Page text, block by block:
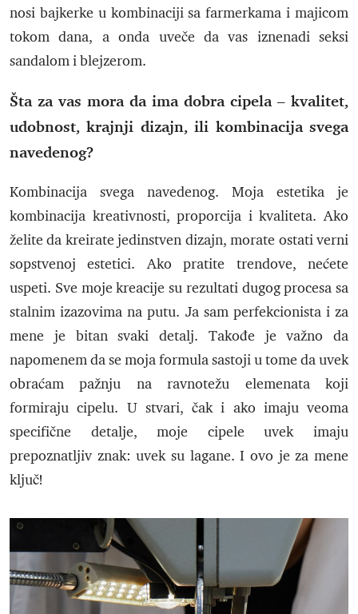
nosi bajkerke u kombinaciji sa farmerkama i majicom
tokom dana, a onda uveče da vas iznenadi seksi
sandalom i blejzerom.
Šta za vas mora da ima dobra cipela – kvalitet,
udobnost, krajnji dizajn, ili kombinacija svega
navedenog?
Kombinacija svega navedenog. Moja estetika je
kombinacija kreativnosti, proporcija i kvaliteta. Ako
želite da kreirate jedinstven dizajn, morate ostati verni
sopstvenoj estetici. Ako pratite trendove, nećete
uspeti. Sve moje kreacije su rezultati dugog procesa sa
stalnim izazovima na putu. Ja sam perfekcionista i za
mene je bitan svaki detalj. Takođe je važno da
napomenem da se moja formula sastoji u tome da uvek
obraćam pažnju na ravnotežu elemenata koji
formiraju cipelu. U stvari, čak i ako imaju veoma
specifične detalje, moje cipele uvek imaju
prepoznatljiv znak: uvek su lagane. I ovo je za mene
ključ!